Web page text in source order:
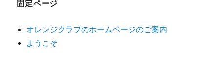
固定ページ
オレンジクラブのホームページのご案内
ようこそ